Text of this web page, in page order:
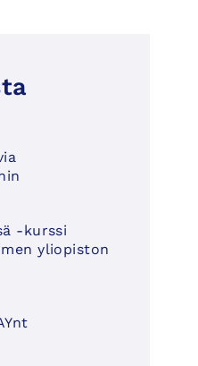
-kurssi
yliopiston